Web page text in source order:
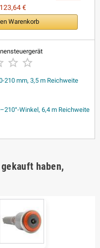
123,64 €
Warenkorb
 
210 mm, 3,5 m Reichweite
Winkel, 6,4 m Reichweite
haben,